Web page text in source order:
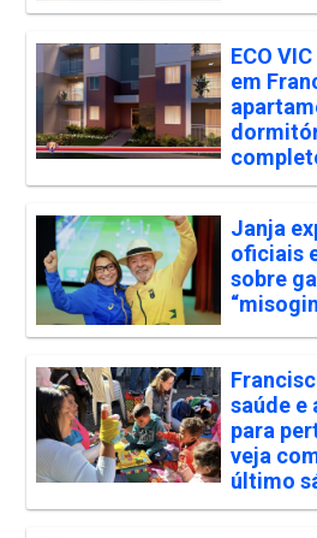
ECO
em
Janja
oficiais
sobre
saúde e
para
veja
último